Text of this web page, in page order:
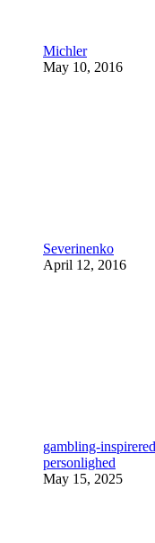
Michler
May 10, 2016
Severinenko
April 12, 2016
gambling-
personlighed
May 15, 2025